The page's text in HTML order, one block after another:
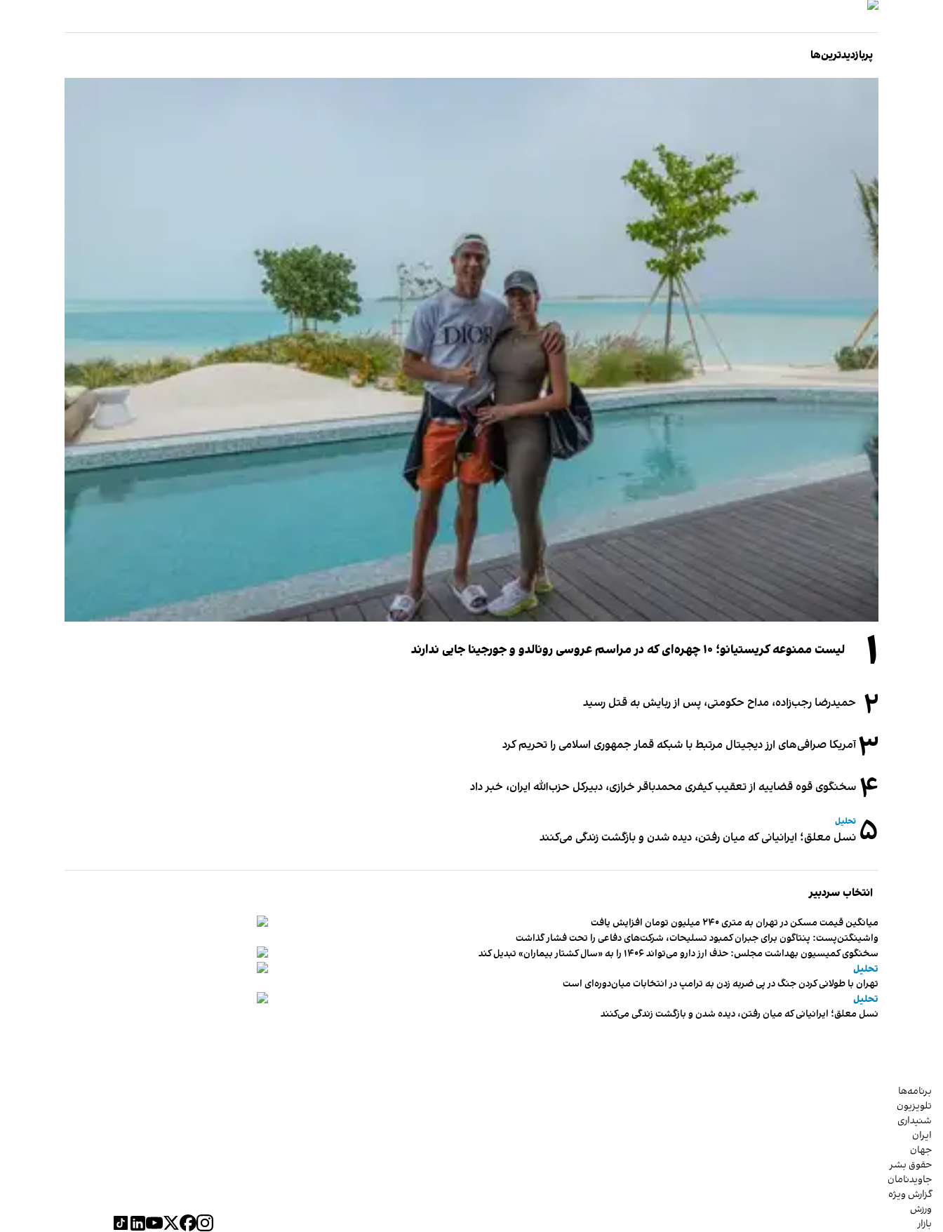
پربازدیدترین‌ها
۱ لیست ممنوعه کریستیانو؛ ۱۰ چهره‌ای که در مراسم عروسی رونالدو و جورجینا جایی ندارند
۲ حمیدرضا رجب‌زاده، مداح حکومتی، پس از ربایش به قتل رسید
۳آمریکا صرافی‌های ارز دیجیتال مرتبط با شبکه قمار جمهوری اسلامی را تحریم کرد
۴ سخنگوی قوه قضاییه از تعقیب کیفری محمدباقر خرازی، دبیر‌کل حزب‌الله ایران، خبر داد
۵ تحلیل
نسل معلق؛ ایرانیانی که میان رفتن، دیده شدن و بازگشت زندگی می‌کنند
انتخاب سردبیر
میانگین قیمت مسکن در تهران به متری ۲۴۰ میلیون تومان افزایش یافت
واشینگتن‌پست: پنتاگون برای جبران کمبود تسلیحات، شرکت‌های دفاعی را تحت فشار گذاشت
سخنگوی کمیسیون بهداشت مجلس: حذف ارز دارو می‌تواند ۱۴۰۶ را به «سال کشتار بیماران» تبدیل کند
تحلیل
تهران با طولانی کردن جنگ در پی ضربه زدن به ترامپ در انتخابات میان‌دوره‌ای است
تحلیل
نسل معلق؛ ایرانیانی که میان رفتن، دیده شدن و بازگشت زندگی می‌کنند
برنامه‌ها
تلویزیون
شنیداری
ایران
جهان
حقوق بشر
جاویدنامان
گزارش ویژه
ورزش
بازار